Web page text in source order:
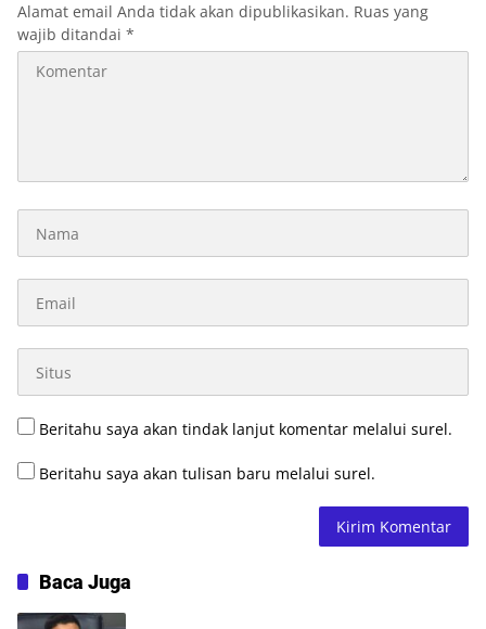
Alamat email Anda tidak akan dipublikasikan. Ruas yang
wajib ditandai *
Beritahu saya akan tindak lanjut komentar melalui surel.
Beritahu saya akan tulisan baru melalui surel.
Baca Juga